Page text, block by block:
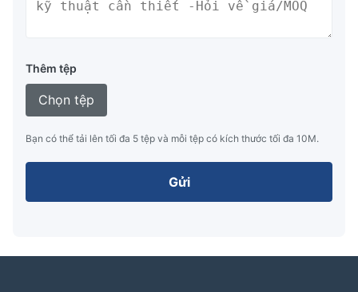
Thêm tệp
Chọn tệp
Bạn có thể tải lên tối đa 5 tệp và mỗi tệp có kích thước tối đa 10M.
Gửi